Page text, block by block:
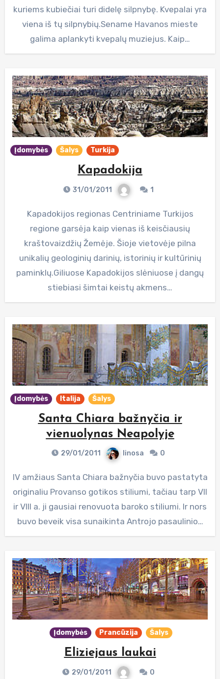
kuriems kubiečiai turi didelę silpnybę. Kvepalai yra
viena iš tų silpnybių.Sename Havanos mieste
galima aplankyti kvepalų muziejus. Kaip…
Įdomybės Šalys Turkija
Kapadokija
31/01/2011 1
Kapadokijos regionas Centriniame Turkijos
regione garsėja kaip vienas iš keisčiausių
kraštovaizdžių Žemėje. Šioje vietovėje pilna
unikalių geologinių darinių, istorinių ir kultūrinių
paminklų.Giliuose Kapadokijos slėniuose į dangų
stiebiasi šimtai keistų akmens…
Įdomybės Italija Šalys
Santa Chiara bažnyčia ir
vienuolynas Neapolyje
29/01/2011 linosa 0
IV amžiaus Santa Chiara bažnyčia buvo pastatyta
originaliu Provanso gotikos stiliumi, tačiau tarp VII
ir VIII a. ji gausiai renovuota baroko stiliumi. Ir nors
buvo beveik visa sunaikinta Antrojo pasaulinio…
Įdomybės Prancūzija Šalys
Eliziejaus laukai
29/01/2011 0